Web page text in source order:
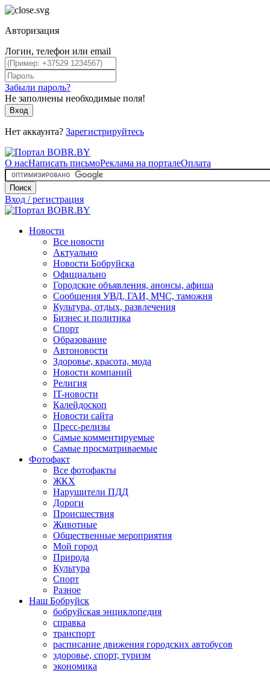
Авторизация
Логин, телефон или email
Забыли пароль?
Не заполнены необходимые поля!
Вход
Нет аккаунта? Зарегистрируйтесь
О насНаписать письмоРеклама на порталеОплата
Поиск
Вход / регистрация
Новости
Все новости
Актуально
Новости Бобруйска
Официально
Городские объявления, анонсы, афиша
Сообщения УВД, ГАИ, МЧС, таможня
Культура, отдых, развлечения
Бизнес и политика
Спорт
Образование
Автоновости
Здоровье, красота, мода
Новости компаний
Религия
IT-новости
Калейдоскоп
Новости сайта
Пресс-релизы
Самые комментируемые
Самые просматриваемые
Фотофакт
Все фотофакты
ЖКХ
Нарушители ПДД
Дороги
Происшествия
Животные
Общественные мероприятия
Мой город
Природа
Культура
Спорт
Разное
Наш Бобруйск
бобруйская энциклопедия
справка
транспорт
расписание движения городских автобусов
здоровье, спорт, туризм
экономика